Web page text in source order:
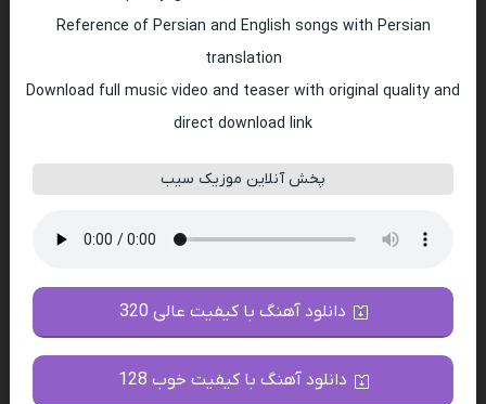
Reference of Persian and English songs with Persian
translation
Download full music video and teaser with original quality and
direct download link
پخش آنلاین موزیک سیب
دانلود آهنگ با کیفیت عالی 320
دانلود آهنگ با کیفیت خوب 128